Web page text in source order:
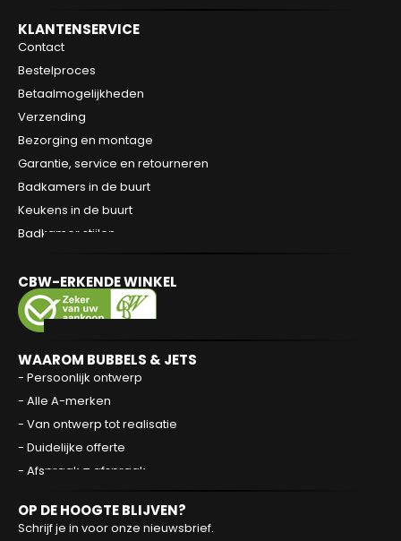
KLANTENSERVICE
Contact
Bestelproces
Betaalmogelijkheden
Verzending
Bezorging en montage
Garantie, service en retourneren
Badkamers in de buurt
Keukens in de buurt
Badkamer stijlen
CBW-ERKENDE WINKEL
WAAROM BUBBELS & JETS
- Persoonlijk ontwerp
- Alle A-merken
- Van ontwerp tot realisatie
- Duidelijke offerte
- Afspraak = afspraak
OP DE HOOGTE BLIJVEN?
Schrijf je in voor onze nieuwsbrief.